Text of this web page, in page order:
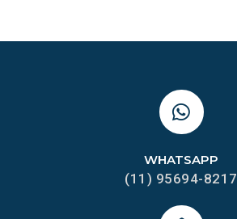
WHATSAPP
(11) 95694-8217